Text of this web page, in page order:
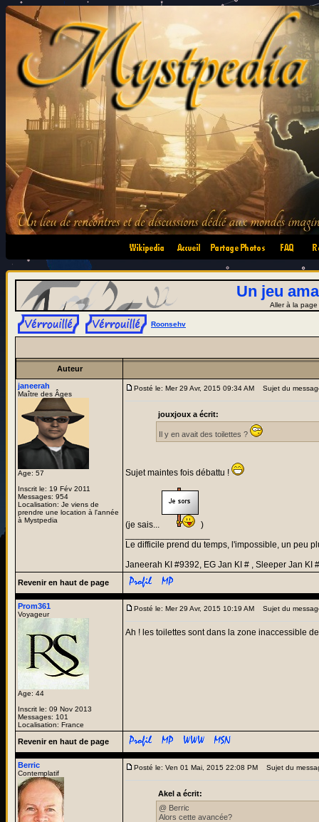
•
Un jeu
Aller à la page
Roonsehv
Auteur
janeerah
Maître des Âges
Age: 57
Inscrit le: 19 Fév 2011
Messages: 954
Localisation: Je viens de
prendre une location à l'année
à Mystpedia
Posté le: Mer 29 Avr, 2015 09:34 AM Sujet du
jouxjoux a écrit:
Il y en avait des toilettes ?
Sujet maintes fois débattu !
(je sais...
)
Le difficile prend du temps, l'impossible, un peu
Janeerah KI #9392, EG Jan KI # , Sleeper Jan KI #
Revenir en haut de page
Prom361
Voyageur
Age: 44
Inscrit le: 09 Nov 2013
Messages: 101
Localisation: France
Posté le: Mer 29 Avr, 2015 10:19 AM Sujet du
Ah ! les toilettes sont dans la zone inaccessible
Revenir en haut de page
Berric
Contemplatif
Posté le: Ven 01 Mai, 2015 22:08 PM Sujet du
Akel a écrit:
@ Berric
Alors cette avancée?